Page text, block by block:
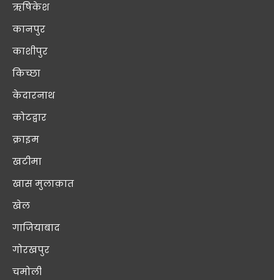
ऋषिकेश
कानपुर
काशीपुर
किच्छा
केदारनाथ
कोटद्वार
क्राइम
खटीमा
खास मुलाक़ात
खेल
गाजियाबाद
गोरखपुर
चमोली